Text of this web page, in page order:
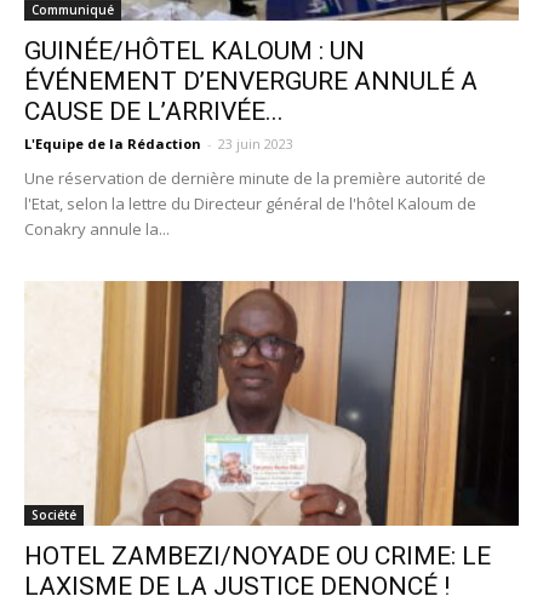
Communiqué
GUINÉE/HÔTEL KALOUM : UN
ÉVÉNEMENT D’ENVERGURE ANNULÉ A
CAUSE DE L’ARRIVÉE...
L'Equipe de la Rédaction - 23 juin 2023
Une réservation de dernière minute de la première autorité de
l'Etat, selon la lettre du Directeur général de l'hôtel Kaloum de
Conakry annule la...
Société
HOTEL ZAMBEZI/NOYADE OU CRIME: LE
LAXISME DE LA JUSTICE DENONCÉ !